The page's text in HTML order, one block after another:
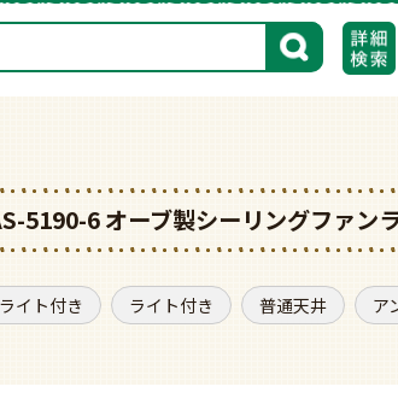
検索
5190-6 オーブ製シーリングファン
イト付き ライト付き 普通天井 ア